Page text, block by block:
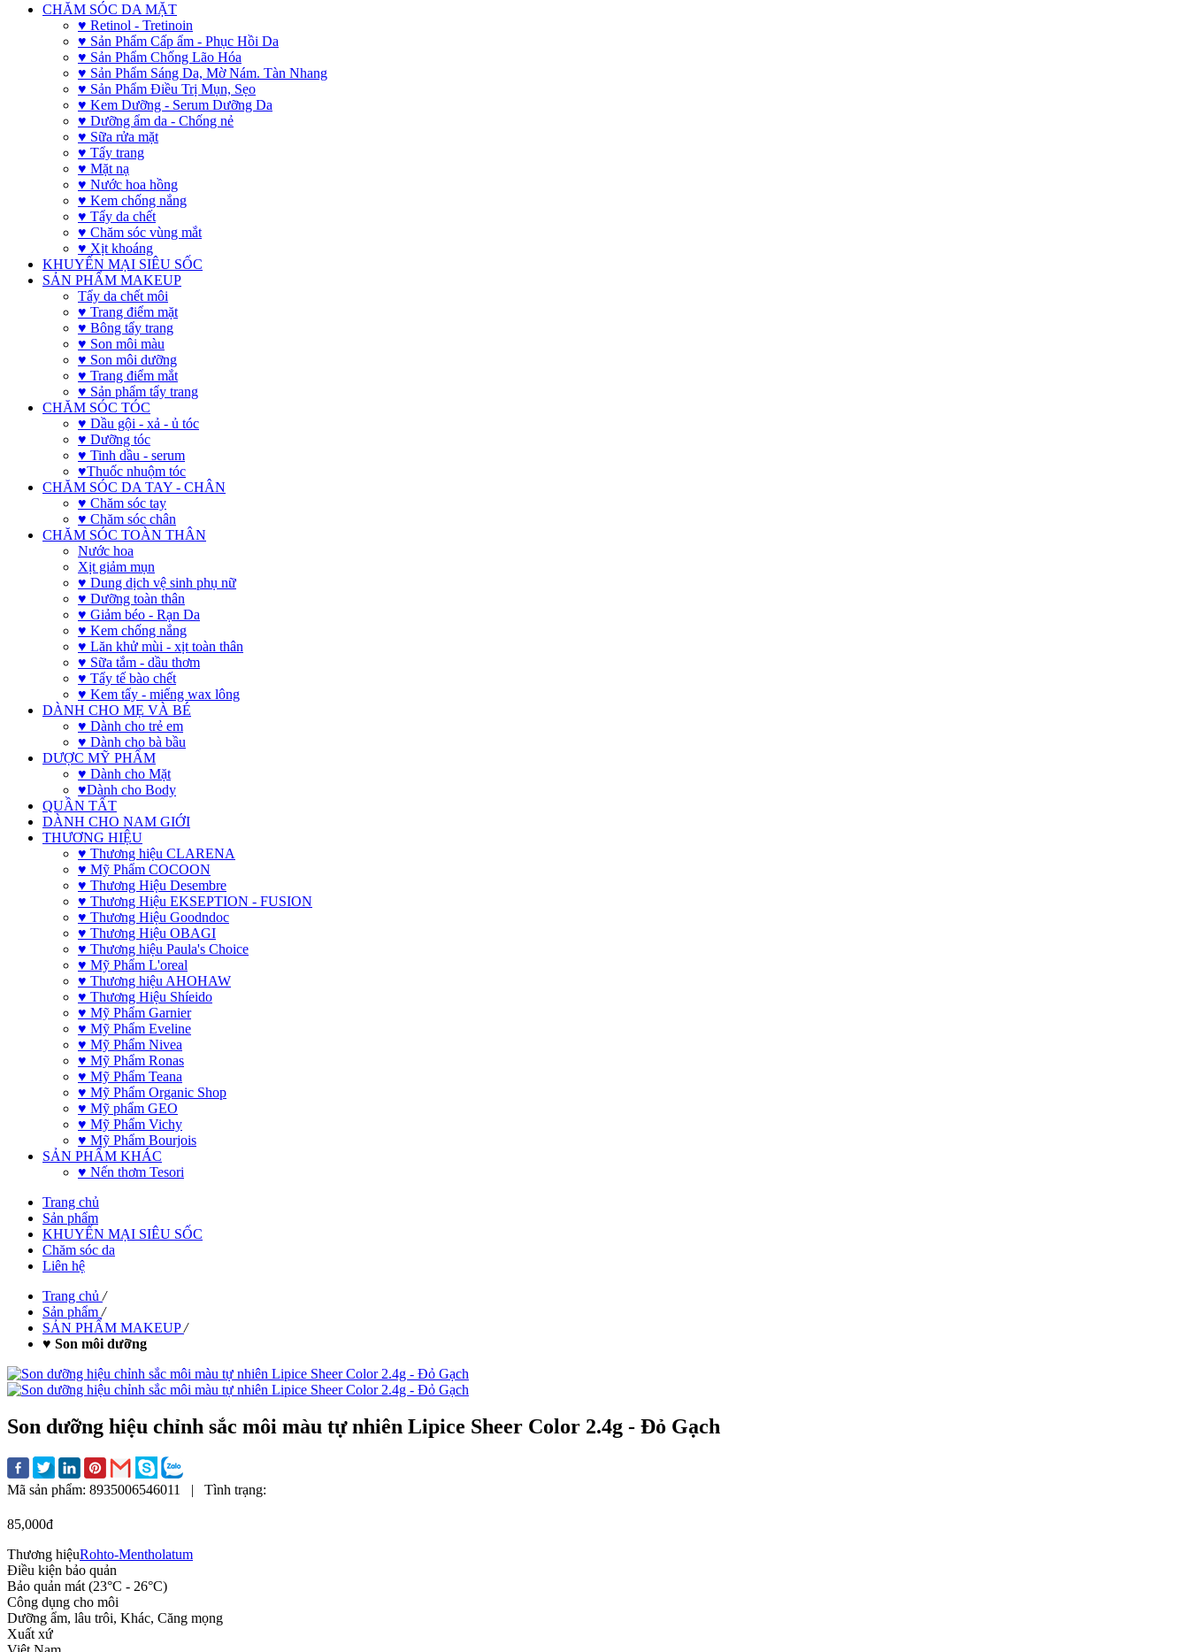
CHĂM SÓC DA MẶT
♥ Retinol - Tretinoin
♥ Sản Phẩm Cấp ẩm - Phục Hồi Da
♥ Sản Phẩm Chống Lão Hóa
♥ Sản Phẩm Sáng Da, Mờ Nám. Tàn Nhang
♥ Sản Phẩm Điều Trị Mụn, Sẹo
♥ Kem Dưỡng - Serum Dưỡng Da
♥ Dưỡng ẩm da - Chống nẻ
♥ Sữa rửa mặt
♥ Tẩy trang
♥ Mặt nạ
♥ Nước hoa hồng
♥ Kem chống nắng
♥ Tẩy da chết
♥ Chăm sóc vùng mắt
♥ Xịt khoáng
KHUYẾN MẠI SIÊU SỐC
SẢN PHẨM MAKEUP
Tẩy da chết môi
♥ Trang điểm mặt
♥ Bông tẩy trang
♥ Son môi màu
♥ Son môi dưỡng
♥ Trang điểm mắt
♥ Sản phẩm tẩy trang
CHĂM SÓC TÓC
♥ Dầu gội - xả - ủ tóc
♥ Dưỡng tóc
♥ Tinh dầu - serum
♥Thuốc nhuộm tóc
CHĂM SÓC DA TAY - CHÂN
♥ Chăm sóc tay
♥ Chăm sóc chân
CHĂM SÓC TOÀN THÂN
Nước hoa
Xịt giảm mụn
♥ Dung dịch vệ sinh phụ nữ
♥ Dưỡng toàn thân
♥ Giảm béo - Rạn Da
♥ Kem chống nắng
♥ Lăn khử mùi - xịt toàn thân
♥ Sữa tắm - dầu thơm
♥ Tẩy tế bào chết
♥ Kem tẩy - miếng wax lông
DÀNH CHO MẸ VÀ BÉ
♥ Dành cho trẻ em
♥ Dành cho bà bầu
DƯỢC MỸ PHẨM
♥ Dành cho Mặt
♥Dành cho Body
QUẦN TẤT
DÀNH CHO NAM GIỚI
THƯƠNG HIỆU
♥ Thương hiệu CLARENA
♥ Mỹ Phẩm COCOON
♥ Thương Hiệu Desembre
♥ Thương Hiệu EKSEPTION - FUSION
♥ Thương Hiệu Goodndoc
♥ Thương Hiệu OBAGI
♥ Thương hiệu Paula's Choice
♥ Mỹ Phẩm L'oreal
♥ Thương hiệu AHOHAW
♥ Thương Hiệu Shíeido
♥ Mỹ Phẩm Garnier
♥ Mỹ Phẩm Eveline
♥ Mỹ Phẩm Nivea
♥ Mỹ Phẩm Ronas
♥ Mỹ Phẩm Teana
♥ Mỹ Phẩm Organic Shop
♥ Mỹ phẩm GEO
♥ Mỹ Phẩm Vichy
♥ Mỹ Phẩm Bourjois
SẢN PHẨM KHÁC
♥ Nến thơm Tesori
Trang chủ
Sản phẩm
KHUYẾN MẠI SIÊU SỐC
Chăm sóc da
Liên hệ
Trang chủ /
Sản phẩm /
SẢN PHẨM MAKEUP /
♥ Son môi dưỡng
Son dưỡng hiệu chỉnh sắc môi màu tự nhiên Lipice Sheer Color 2.4g - Đỏ Gạch
Mã sản phẩm: 8935006546011 | Tình trạng:
85,000đ
Thương hiệuRohto-Mentholatum
Điều kiện bảo quản
Bảo quản mát (23°C - 26°C)
Công dụng cho môi
Dưỡng ẩm, lâu trôi, Khác, Căng mọng
Xuất xứ